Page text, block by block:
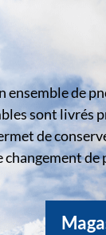
ensemble de
sont livrés
de
de